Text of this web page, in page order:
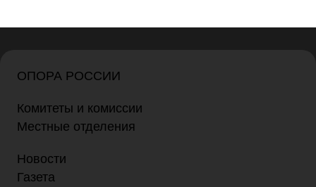
ОПОРА РОССИИ
Комитеты и комиссии
Местные отделения
Новости
Газета